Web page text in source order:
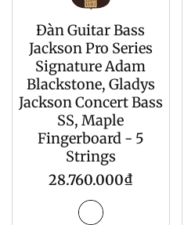
Đàn Guitar Bass
Jackson Pro Series
Signature Adam
Blackstone, Gladys
Jackson Concert Bass
SS, Maple
Fingerboard - 5
Strings
Giá
28.760.000₫